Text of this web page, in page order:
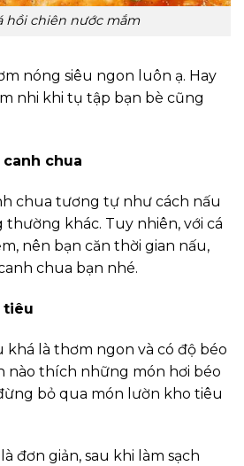
hồi chiên nước mắm
nóng siêu ngon luôn ạ. Hay
nhi khi tụ tập bạn bè cũng
canh chua
chua tương tự như cách nấu
khác. Tuy nhiên, với cá
nên bạn căn thời gian nấu,
chua bạn nhé.
tiêu
khá là thơm ngon và có độ béo
nào thích những món hơi béo
bỏ qua món lườn kho tiêu
đơn giản, sau khi làm sạch